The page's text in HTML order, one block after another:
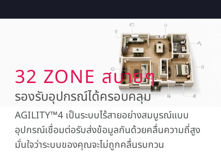
32 ZONE สบายๆ
รองรับอุปกรณ์ได้ครอบคลุม
AGILITY™4 เป็นระบบไร้สายอย่างสมบูรณ์แบบ
อุปกรณ์เชื่อมต่อรับส่งข้อมูลกันด้วยคลื่นความถี่สูง
มั่นใจว่าระบบของคุณจะไม่ถูกคลื่นรบกวน